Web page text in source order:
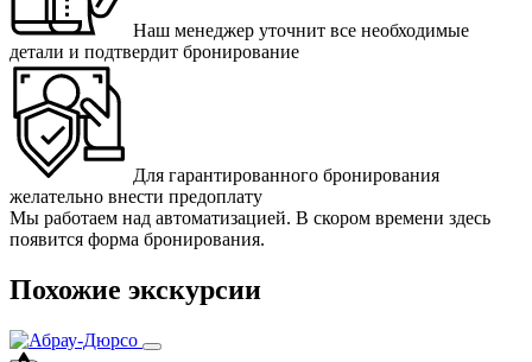
Наш менеджер уточнит все необходимые
детали и подтвердит бронирование
Для гарантированного бронирования
желательно внести предоплату
Мы работаем над автоматизацией. В скором времени здесь
появится форма бронирования.
Похожие экскурсии